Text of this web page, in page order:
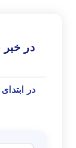
در خبر
در